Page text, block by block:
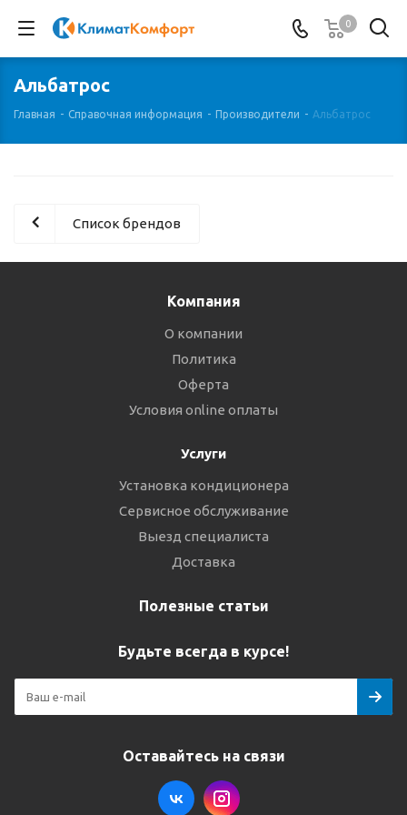
0
Альбатрос
Главная - Справочная информация - Производители - Альбатрос
Список брендов
Компания
О компании
Политика
Оферта
Условия online оплаты
Услуги
Установка кондиционера
Сервисное обслуживание
Выезд специалиста
Доставка
Полезные статьи
Будьте всегда в курсе!
Оставайтесь на связи